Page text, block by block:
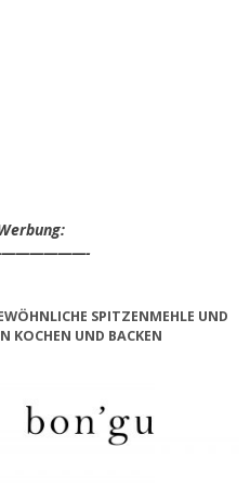
SPITZENMEHLE UND V
UND BACKEN